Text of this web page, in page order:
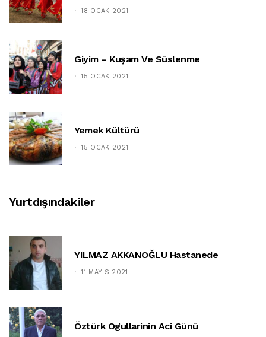
18 OCAK 2021
Giyim – Kuşam Ve Süslenme
15 OCAK 2021
Yemek Kültürü
15 OCAK 2021
Yurtdışındakiler
YILMAZ AKKANOĞLU Hastanede
11 MAYIS 2021
Öztürk Ogullarinin Aci Günü